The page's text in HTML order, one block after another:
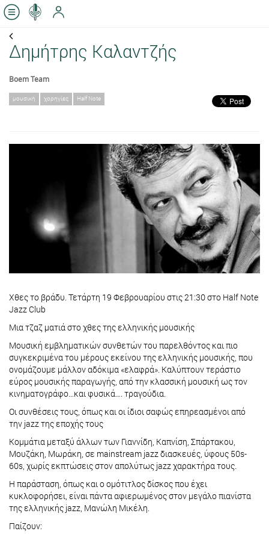
Δημήτρης Καλαντζής
Boem Team
μουσική χορηγίες Half Note
Χθες το βράδυ. Τετάρτη 19 Φεβρουαρίου στις 21:30 στο Half Note
Jazz Club
Μια τζαζ ματιά στο χθες της ελληνικής μουσικής
Μουσική εμβληματικών συνθετών του παρελθόντος και πιο
συγκεκριμένα του μέρους εκείνου της ελληνικής μουσικής, που
ονομάζουμε μάλλον αδόκιμα «ελαφρά». Καλύπτουν τεράστιο
εύρος μουσικής παραγωγής, από την κλασσική μουσική ως τον
κινηματογράφο…και φυσικά…. τραγούδια.
Οι συνθέσεις τους, όπως και οι ίδιοι σαφώς επηρεασμένοι από
την jazz της εποχής τους
Κομμάτια μεταξύ άλλων των Γιαννίδη, Καπνίση, Σπάρτακου,
Μουζάκη, Μωράκη, σε mainstream jazz διασκευές, ύφους 50s-
60s, χωρίς εκπτώσεις στον απολύτως jazz χαρακτήρα τους.
Η παράσταση, όπως και ο ομότιτλος δίσκος που έχει
κυκλοφορήσει, είναι πάντα αφιερωμένος στον μεγάλο πιανίστα
της ελληνικής jazz, Μανώλη Μικέλη.
Παίζουν: